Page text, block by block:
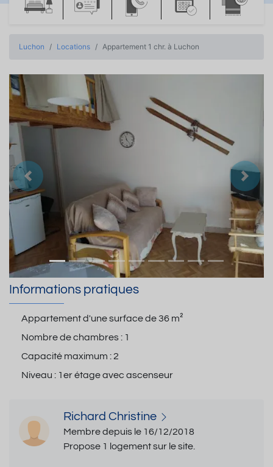
Luchon Locations Appartement 1 chr. à Luchon
Précedent
Informations pratiques
Appartement d'une surface de36 m²
Nombre de chambres : 1
Capacité maximum :2
Niveau : 1er étage avec ascenseur
Richard Christine
Membre depuis le 16/12/2018
Propose 1 logement sur le site.